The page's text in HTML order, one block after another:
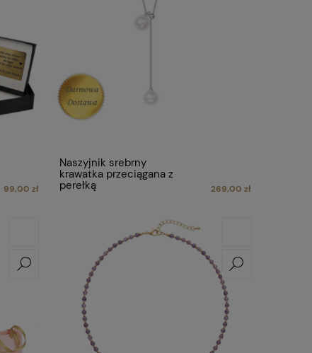
99,00 zł
Naszyjnik srebrny
krawatka przeciągana z
perełką
269,00 zł